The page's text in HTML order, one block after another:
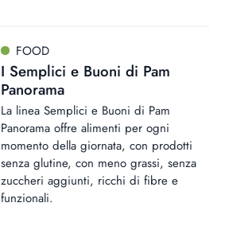
FOOD
I Semplici e Buoni di Pam
Panorama
La linea Semplici e Buoni di Pam
Panorama offre alimenti per ogni
momento della giornata, con prodotti
senza glutine, con meno grassi, senza
zuccheri aggiunti, ricchi di fibre e
funzionali.